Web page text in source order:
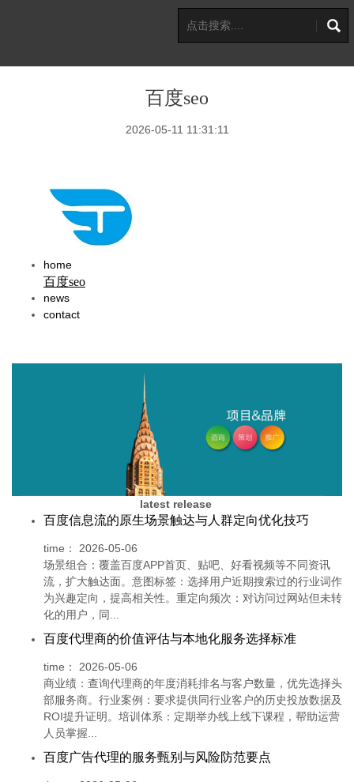
百度seo
2026-05-11 11:31:11
home
百度seo
news
contact
latest release
百度信息流的原生场景触达与人群定向优化技巧
time：
2026-05-06
场景组合：覆盖百度APP首页、贴吧、好看视频等不同资讯
流，扩大触达面。意图标签：选择用户近期搜索过的行业词作
为兴趣定向，提高相关性。重定向频次：对访问过网站但未转
化的用户，同...
百度代理商的价值评估与本地化服务选择标准
time：
2026-05-06
商业绩：查询代理商的年度消耗排名与客户数量，优先选择头
部服务商。行业案例：要求提供同行业客户的历史投放数据及
ROI提升证明。培训体系：定期举办线上线下课程，帮助运营
人员掌握...
百度广告代理的服务甄别与风险防范要点